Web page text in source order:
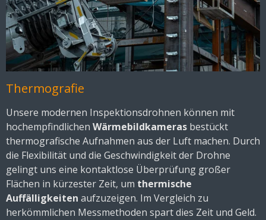
Thermografie
Unsere modernen Inspektionsdrohnen können mit
hochempfindlichen Wärmebildkameras bestückt
thermografische Aufnahmen aus der Luft machen. Durch
die Flexibilität und die Geschwindigkeit der Drohne
gelingt uns eine kontaktlose Überprüfung großer
Flächen in kürzester Zeit, um thermische
Auffälligkeiten aufzuzeigen. Im Vergleich zu
herkömmlichen Messmethoden spart dies Zeit und Geld.